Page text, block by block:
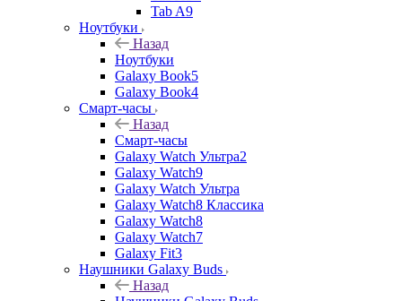
Tab A9
Ноутбуки
Назад
Ноутбуки
Galaxy Book5
Galaxy Book4
Смарт-часы
Назад
Смарт-часы
Galaxy Watch Ультра2
Galaxy Watch9
Galaxy Watch Ультра
Galaxy Watch8 Классика
Galaxy Watch8
Galaxy Watch7
Galaxy Fit3
Наушники Galaxy Buds
Назад